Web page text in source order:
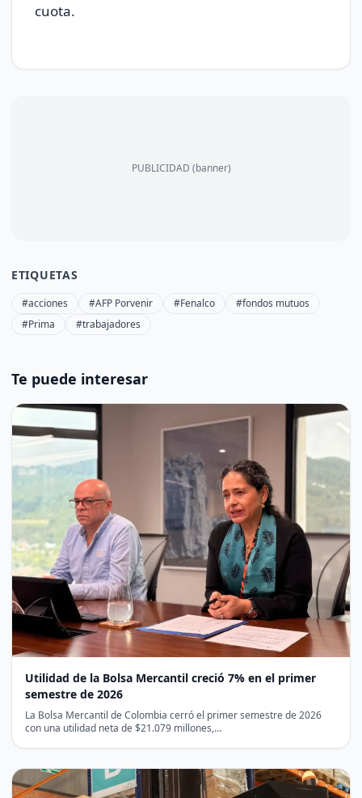
cuota.
PUBLICIDAD (banner)
ETIQUETAS
#acciones #AFP Porvenir #Fenalco
#fondos mutuos
#Prima
#trabajadores
Te puede interesar
Utilidad de la Bolsa Mercantil creció 7% en el primer
semestre de 2026
La Bolsa Mercantil de Colombia cerró el primer semestre de 2026
con una utilidad neta de $21.079 millones,…